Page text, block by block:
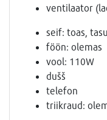
ventilaator
seif: toas,
föön: olemas
vool: 110W
dušš
telefon
triikraud: